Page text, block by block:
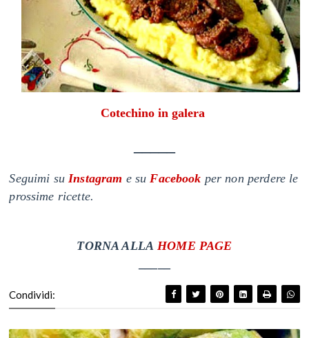
Cotechino in galera
Seguimi suInstagram e suFacebook per non perdere le
prossime ricette.
TORNA ALLA HOME PAGE
Condividi: